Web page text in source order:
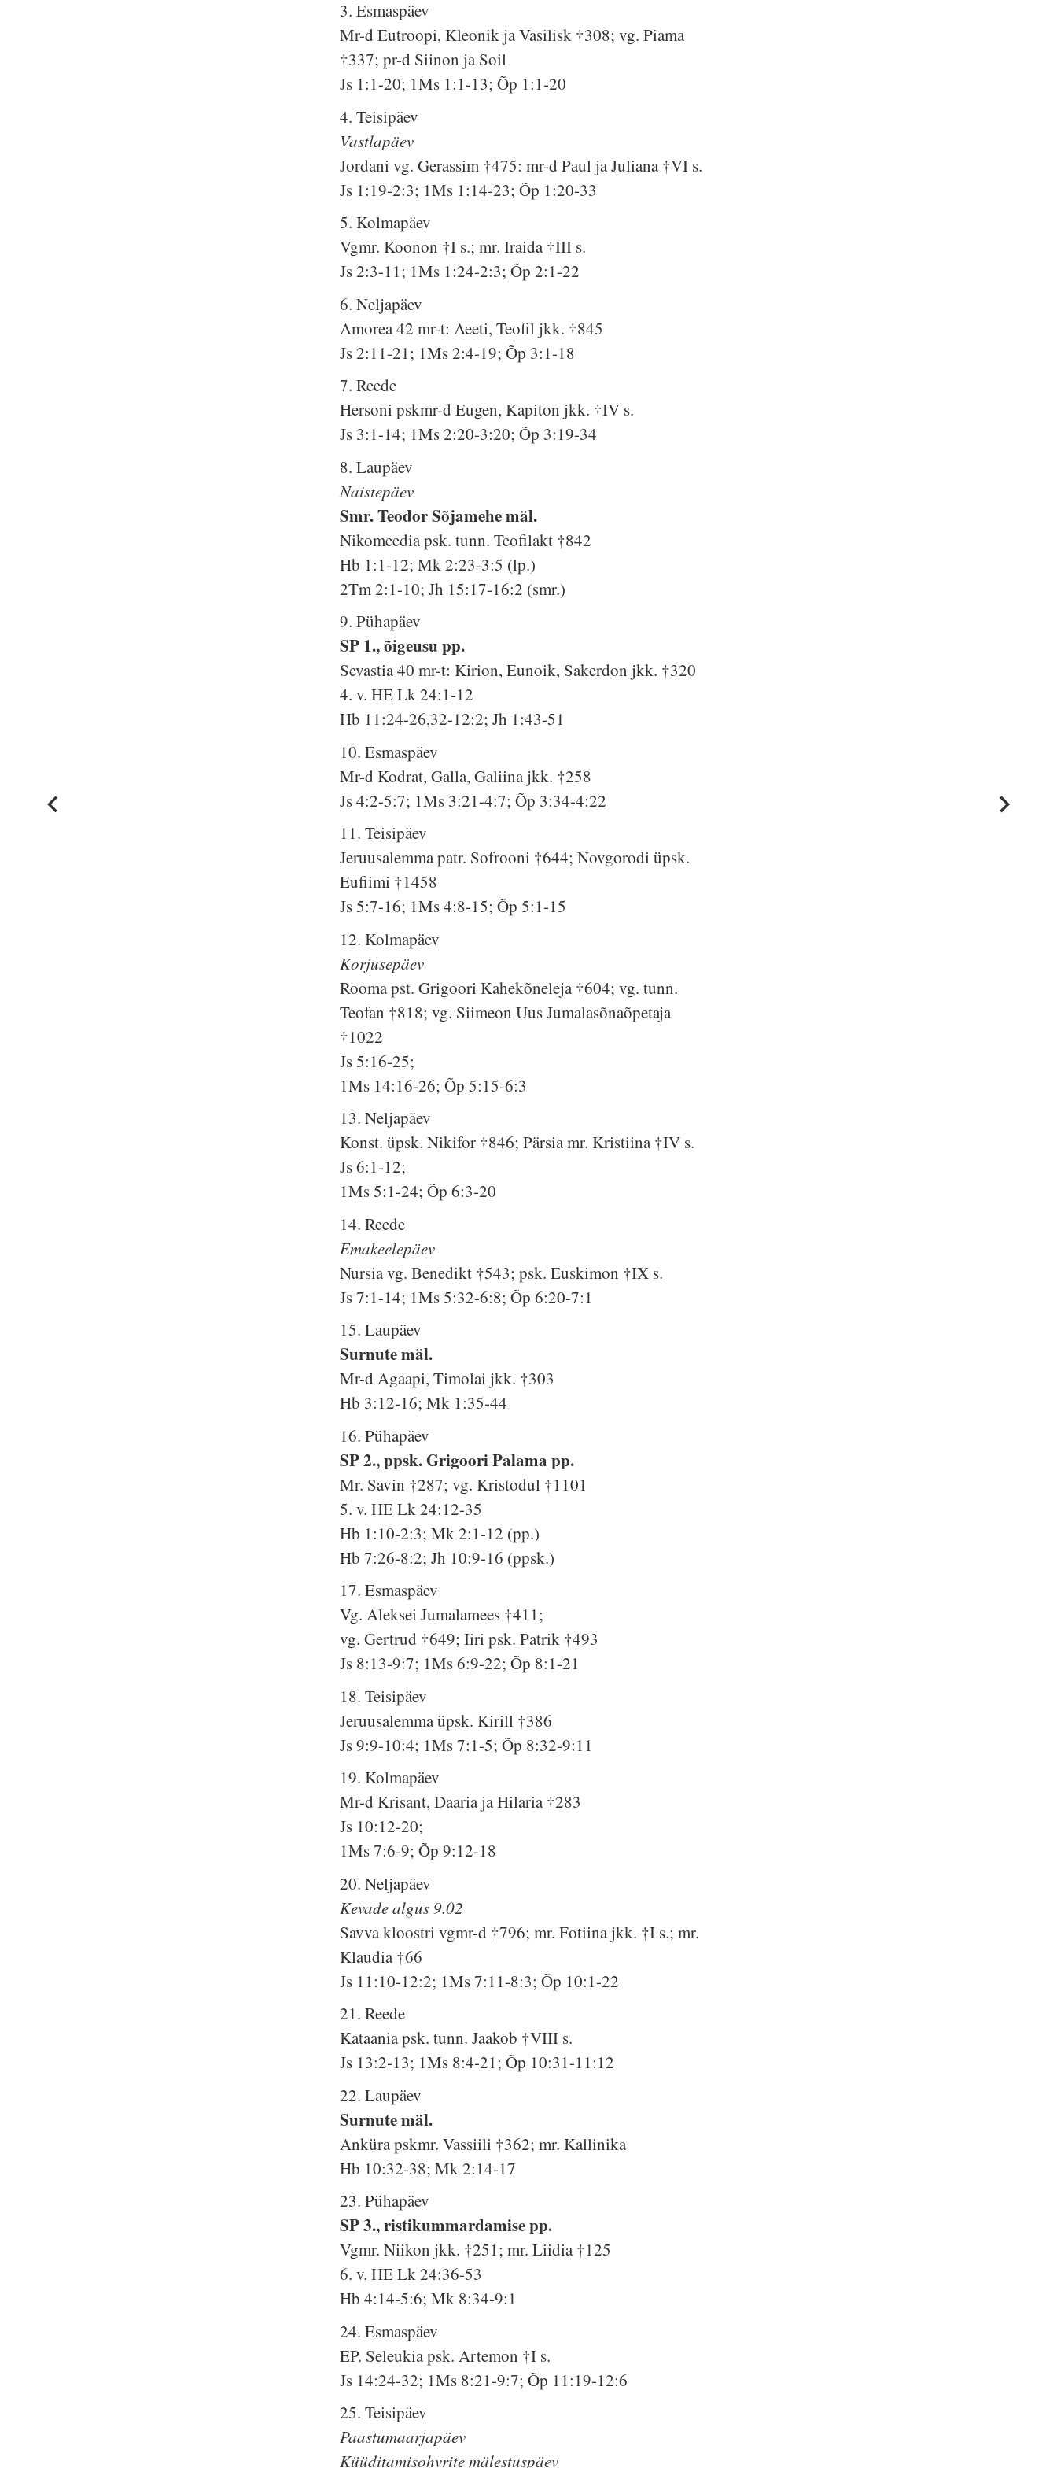
3. Esmaspäev
Mr-d Eutroopi, Kleonik ja Vasilisk †308; vg. Piama
†337; pr-d Siinon ja Soil
Js 1:1-20; 1Ms 1:1-13; Õp 1:1-20
4. Teisipäev
Vastlapäev
Jordani vg. Gerassim †475: mr-d Paul ja Juliana †VI s.
Js 1:19-2:3; 1Ms 1:14-23; Õp 1:20-33
5. Kolmapäev
Vgmr. Koonon †I s.; mr. Iraida †III s.
Js 2:3-11; 1Ms 1:24-2:3; Õp 2:1-22
6. Neljapäev
Amorea 42 mr-t: Aeeti, Teofil jkk. †845
Js 2:11-21; 1Ms 2:4-19; Õp 3:1-18
7. Reede
Hersoni pskmr-d Eugen, Kapiton jkk. †IV s.
Js 3:1-14; 1Ms 2:20-3:20; Õp 3:19-34
8. Laupäev
Naistepäev
Smr. Teodor Sõjamehe mäl.
Nikomeedia psk. tunn. Teofilakt †842
Hb 1:1-12; Mk 2:23-3:5 (lp.)
2Tm 2:1-10; Jh 15:17-16:2 (smr.)
9. Pühapäev
SP 1., õigeusu pp.
Sevastia 40 mr-t: Kirion, Eunoik, Sakerdon jkk. †320
4. v. HE Lk 24:1-12
Hb 11:24-26,32-12:2; Jh 1:43-51
10. Esmaspäev
Mr-d Kodrat, Galla, Galiina jkk. †258
Js 4:2-5:7; 1Ms 3:21-4:7; Õp 3:34-4:22
11. Teisipäev
Jeruusalemma patr. Sofrooni †644; Novgorodi üpsk.
Eufiimi †1458
Js 5:7-16; 1Ms 4:8-15; Õp 5:1-15
12. Kolmapäev
Korjusepäev
Rooma pst. Grigoori Kahekõneleja †604; vg. tunn.
Teofan †818; vg. Siimeon Uus Jumalasõnaõpetaja
†1022
Js 5:16-25;
1Ms 14:16-26; Õp 5:15-6:3
13. Neljapäev
Konst. üpsk. Nikifor †846; Pärsia mr. Kristiina †IV s.
Js 6:1-12;
1Ms 5:1-24; Õp 6:3-20
14. Reede
Emakeelepäev
Nursia vg. Benedikt †543; psk. Euskimon †IX s.
Js 7:1-14; 1Ms 5:32-6:8; Õp 6:20-7:1
15. Laupäev
Surnute mäl.
Mr-d Agaapi, Timolai jkk. †303
Hb 3:12-16; Mk 1:35-44
16. Pühapäev
SP 2., ppsk. Grigoori Palama pp.
Mr. Savin †287; vg. Kristodul †1101
5. v. HE Lk 24:12-35
Hb 1:10-2:3; Mk 2:1-12 (pp.)
Hb 7:26-8:2; Jh 10:9-16 (ppsk.)
17. Esmaspäev
Vg. Aleksei Jumalamees †411;
vg. Gertrud †649; Iiri psk. Patrik †493
Js 8:13-9:7; 1Ms 6:9-22; Õp 8:1-21
18. Teisipäev
Jeruusalemma üpsk. Kirill †386
Js 9:9-10:4; 1Ms 7:1-5; Õp 8:32-9:11
19. Kolmapäev
Mr-d Krisant, Daaria ja Hilaria †283
Js 10:12-20;
1Ms 7:6-9; Õp 9:12-18
20. Neljapäev
Kevade algus 9.02
Savva kloostri vgmr-d †796; mr. Fotiina jkk. †I s.; mr.
Klaudia †66
Js 11:10-12:2; 1Ms 7:11-8:3; Õp 10:1-22
21. Reede
Kataania psk. tunn. Jaakob †VIII s.
Js 13:2-13; 1Ms 8:4-21; Õp 10:31-11:12
22. Laupäev
Surnute mäl.
Anküra pskmr. Vassiili †362; mr. Kallinika
Hb 10:32-38; Mk 2:14-17
23. Pühapäev
SP 3., ristikummardamise pp.
Vgmr. Niikon jkk. †251; mr. Liidia †125
6. v. HE Lk 24:36-53
Hb 4:14-5:6; Mk 8:34-9:1
24. Esmaspäev
EP. Seleukia psk. Artemon †I s.
Js 14:24-32; 1Ms 8:21-9:7; Õp 11:19-12:6
25. Teisipäev
Paastumaarjapäev
Küüditamisohvrite mälestuspäev